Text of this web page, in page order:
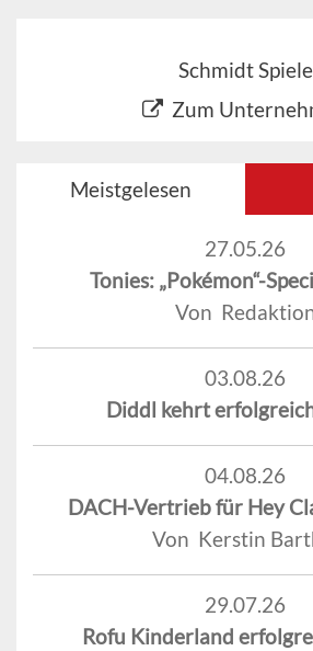
Schmidt Spiele
Zum
Meistgelesen
27.05.26
Tonies: „Pokémon“-
Von
03.08.26
Diddl kehrt
04.08.26
DACH-Vertrieb für Hey
Von Kerstin
29.07.26
Rofu Kinderland